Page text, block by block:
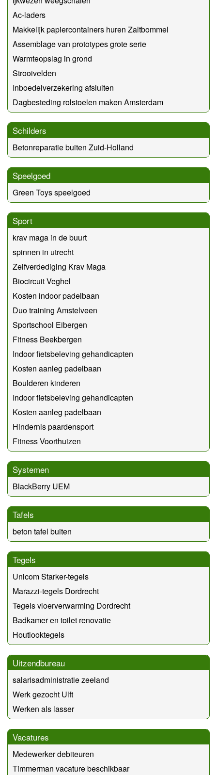
Ac-laders
Makkelijk papiercontainers huren Zaltbommel
Assemblage van prototypes grote serie
Warmteopslag in grond
Strooivelden
Inboedelverzekering afsluiten
Dagbesteding rolstoelen maken Amsterdam
Schilders
Betonreparatie buiten Zuid-Holland
Speelgoed
Green Toys speelgoed
Sport
krav maga in de buurt
spinnen in utrecht
Zelfverdediging Krav Maga
Biocircuit Veghel
Kosten indoor padelbaan
Duo training Amstelveen
Sportschool Eibergen
Fitness Beekbergen
Indoor fietsbeleving gehandicapten
Kosten aanleg padelbaan
Boulderen kinderen
Indoor fietsbeleving gehandicapten
Kosten aanleg padelbaan
Hindernis paardensport
Fitness Voorthuizen
Systemen
BlackBerry UEM
Tafels
beton tafel buiten
Tegels
Unicom Starker-tegels
Marazzi-tegels Dordrecht
Tegels vloerverwarming Dordrecht
Badkamer en toilet renovatie
Houtlooktegels
Uitzendbureau
salarisadministratie zeeland
Werk gezocht Ulft
Werken als lasser
Vacatures
Medewerker debiteuren
Timmerman vacature beschikbaar